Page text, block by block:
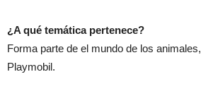
¿A qué temática pertenece?
Forma parte de el mundo de los
Playmobil.